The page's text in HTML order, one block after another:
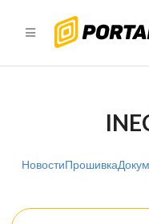
НовостиПрошивка